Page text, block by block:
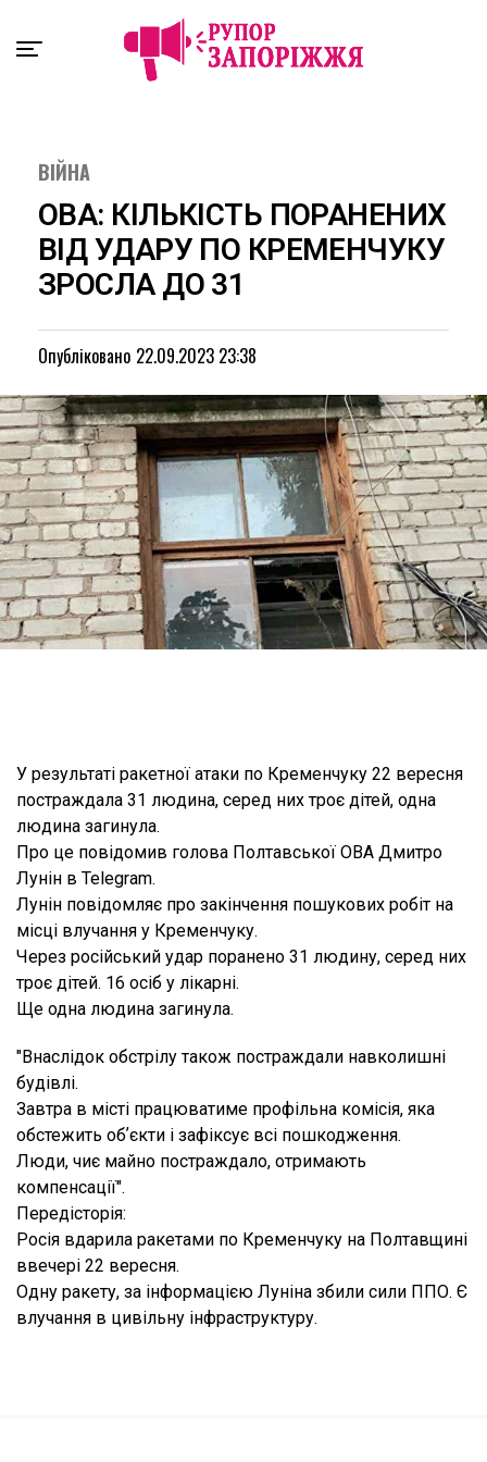
ВІЙНА
ОВА: КІЛЬКІСТЬ ПОРАНЕНИХ
ВІД УДАРУ ПО КРЕМЕНЧУКУ
ЗРОСЛА ДО 31
Опубліковано 22.09.2023 23:38
У результаті ракетної атаки по Кременчуку 22 вересня
постраждала 31 людина, серед них троє дітей, одна
людина загинула.
Про це повiдомив голова Полтавської ОВА Дмитро
Лунін в Telegram.
Лунін повідомляє про закінчення пошукових робіт на
місці влучання у Кременчуку.
Через російський удар поранено 31 людину, серед них
троє дітей. 16 осіб у лікарні.
Ще одна людина загинула.
"Внаслідок обстрілу також постраждали навколишні
будівлі.
Завтра в місті працюватиме профільна комісія, яка
обстежить обʼєкти і зафіксує всі пошкодження.
Люди, чиє майно постраждало, отримають
компенсації".
Передісторія:
Росія вдарила ракетами по Кременчуку на Полтавщині
ввечері 22 вересня.
Одну ракету, за інформацією Луніна збили сили ППО. Є
влучання в цивільну інфраструктуру.
Exit mobile version